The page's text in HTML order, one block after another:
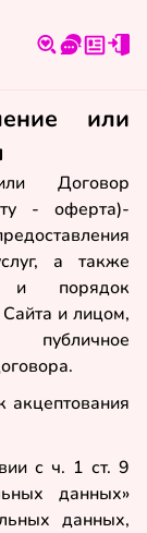
или
Договор
- оферта)-
а также
и порядок
и лицом,
акцептования
с ч. 1 ст. 9
данных»
данных,